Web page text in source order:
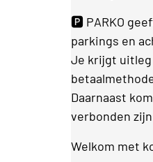
🅿️ PARKO
parkings en
Je krijgt uitleg
Daarnaast
verbonden
Welkom met